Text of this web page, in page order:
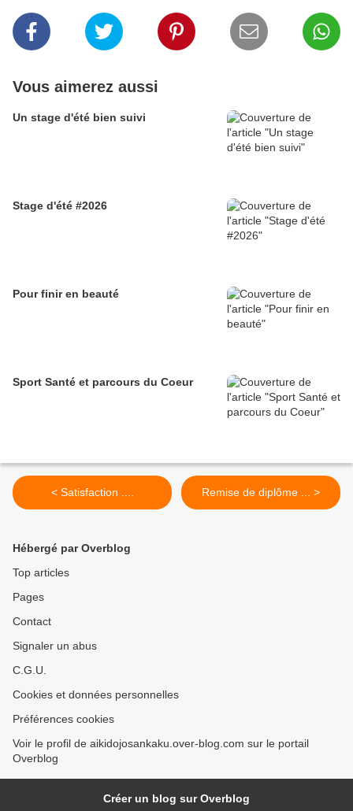
Vous aimerez aussi
Un stage d'été bien suivi
Stage d'été #2026
Pour finir en beauté
Sport Santé et parcours du Coeur
< Satisfaction .... Remise de diplôme ... >
Hébergé par Overblog
Top articles
Pages
Contact
Signaler un abus
C.G.U.
Cookies et données personnelles
Préférences cookies
Voir le profil de aikidojosankaku.over-blog.com sur le portail
Overblog
Créer un blog sur Overblog